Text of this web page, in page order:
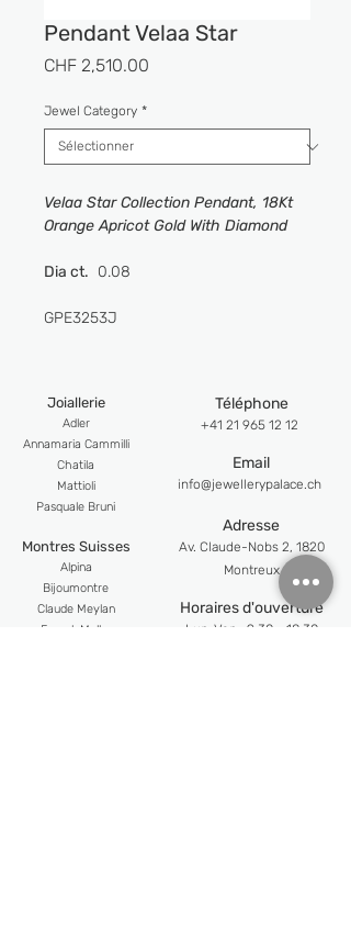
Pendant Velaa Star
CHF 2,510.00
Jewel Category *
Velaa Star Collection Pendant, 18Kt
Orange Apricot Gold With Diamond
Dia ct. 0.08
GPE3253J
Joiallerie
Adler
Annamaria Cammilli
Chatila
Mattioli
Pasquale Bruni
Montres Suisses
Alpina
Bijoumontre
Claude Meylan
Franck Muller
Téléphone
+41 21 965 12 12
Email
info@jewellerypalace.ch ​
Adresse
Av. Claude-Nobs 2, 1820
Montreux
Horaires d'ouverture
Lun-Ven : 9:30 - 18:30